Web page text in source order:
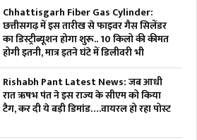
Chhattisgarh Fiber Gas Cylinder:
छत्तीसगढ़ में इस तारीख से फाइवर गैस सिलेंडर
का डिस्ट्रीब्यूशन होगा शुरू.. 10 किलो की कीमत
होगी इतनी, मात्र इतने घंटे में डिलीवरी भी
Rishabh Pant Latest News: जब आधी
रात ऋषभ पंत ने इस राज्य के सीएम को किया
टैग, कर दी ये बड़ी डिमांड….वायरल हो रहा पोस्ट